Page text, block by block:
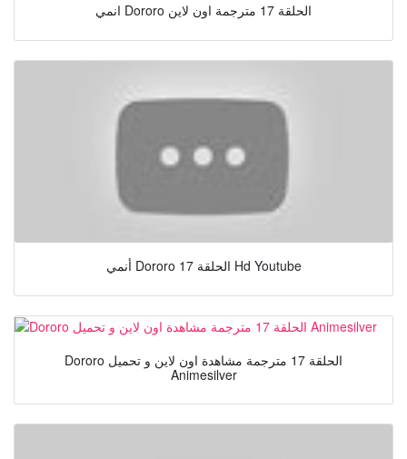
انمي Dororo الحلقة 17 مترجمة اون لاين
أنمي Dororo الحلقة 17 Hd Youtube
Dororo الحلقة 17 مترجمة مشاهدة اون لاين و تحميل
Animesilver